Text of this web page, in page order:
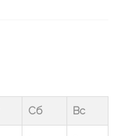
Сб Вс